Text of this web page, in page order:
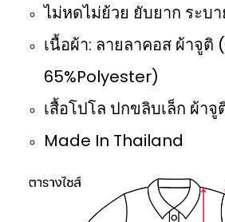
ไม่หดไม่ย้วย ยับยาก ระบ
เนื้อผ้า: ลายลาคอส ผ้าจูติ
65%Polyester)
เสื้อโปโล ปกขลิบเล็ก ผ้า
Made In Thailand